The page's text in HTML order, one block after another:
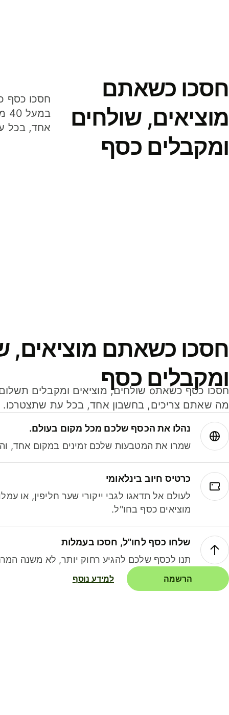
חסכו כשאתם
מוציאים, שולחים
ומקבלים כסף
אחד, בכל
חסכו כשאתם מוציאים,
ומקבלים כסף
מה שאתם צריכים, בחשבון אחד, בכל עת שתצטרכו.
נהלו את הכסף שלכם מכל מקום בעולם.
שמרו את המטבעות שלכם זמינים במקום אחד,
כרטיס חיוב בינלאומי
לעולם אל תדאגו לגבי ייקורי שער חליפין, או
מוציאים כסף בחו"ל.
שלחו כסף לחו"ל, חסכו בעמלות
תנו לכסף שלכם להגיע רחוק יותר, לא משנה
הרשמה למידע נוסף